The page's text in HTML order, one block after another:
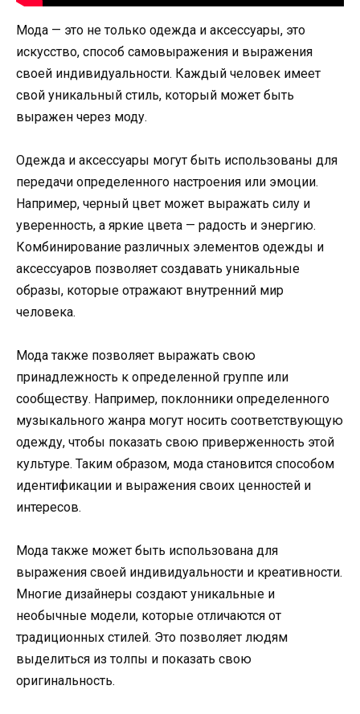
Мода — это не только одежда и аксессуары, это
искусство, способ самовыражения и выражения
своей индивидуальности. Каждый человек имеет
свой уникальный стиль, который может быть
выражен через моду.
Одежда и аксессуары могут быть использованы для
передачи определенного настроения или эмоции.
Например, черный цвет может выражать силу и
уверенность, а яркие цвета — радость и энергию.
Комбинирование различных элементов одежды и
аксессуаров позволяет создавать уникальные
образы, которые отражают внутренний мир
человека.
Мода также позволяет выражать свою
принадлежность к определенной группе или
сообществу. Например, поклонники определенного
музыкального жанра могут носить соответствующую
одежду, чтобы показать свою приверженность этой
культуре. Таким образом, мода становится способом
идентификации и выражения своих ценностей и
интересов.
Мода также может быть использована для
выражения своей индивидуальности и креативности.
Многие дизайнеры создают уникальные и
необычные модели, которые отличаются от
традиционных стилей. Это позволяет людям
выделиться из толпы и показать свою
оригинальность.